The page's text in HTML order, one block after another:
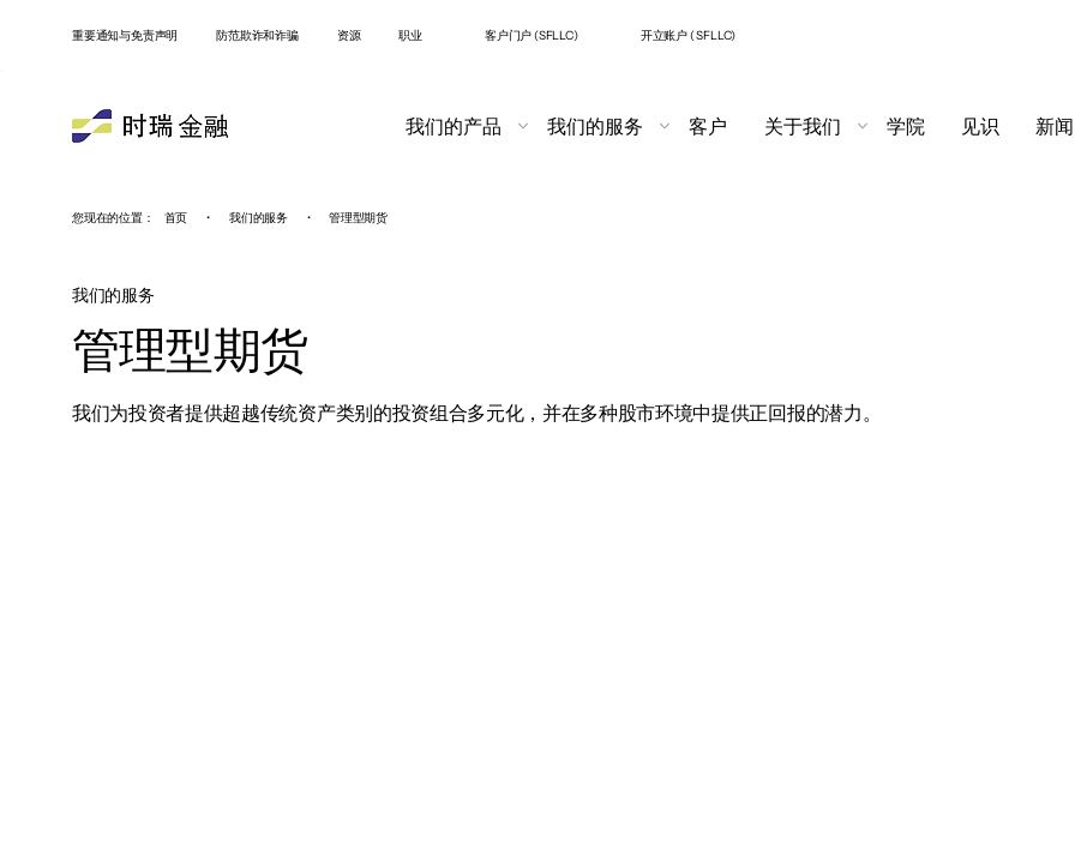
我们的产品 我们的服务 客户 关于我们 学院 见识 新闻
重要通知与免责声明 防范欺诈和诈骗 资源 职业 客户门户 (SFLLC) 开立账户 ( SFLLC)
您现在的位置： 首页 • 我们的服务 • 管理型期货
我们的服务
管理型期货
我们为投资者提供超越传统资产类别的投资组合多元化，并在多种股市环境中提供正回报的潜力。